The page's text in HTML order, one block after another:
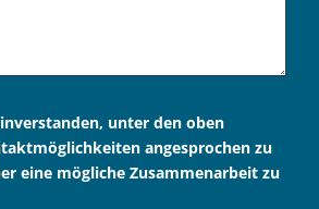
unter den oben
angesprochen zu
eine mögliche Zusammenarbeit zu